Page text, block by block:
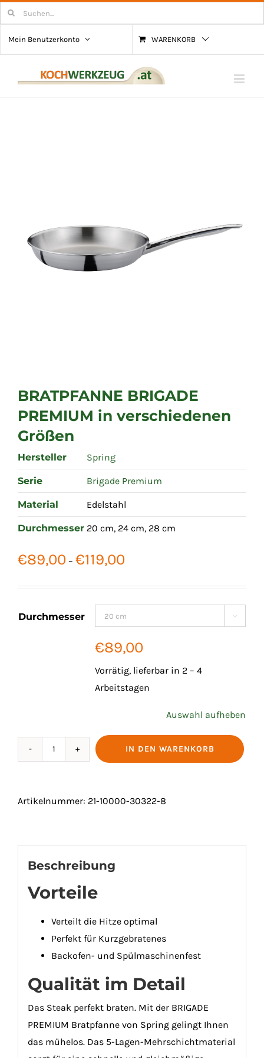
Zum
Inhalt
springen
Suchen
nach:
Mein Benutzerkonto
WARENKORB
BRATPFANNE BRIGADE
PREMIUM in verschiedenen
Größen
Hersteller Spring
Serie Brigade Premium
Material Edelstahl
Durchmesser 20 cm, 24 cm, 28 cm
€89,00 – €119,00
bis
€119,00
Durchmesser

€89,00
Vorrätig, lieferbar in 2 – 4
Arbeitstagen
Auswahl aufheben
BRATPFANNE
in
Größen
Menge
IN DEN WARENKORB
Artikelnummer: 21-10000-30322-8
Beschreibung
Vorteile
Verteilt die Hitze optimal
Perfekt für Kurzgebratenes
Backofen- und Spülmaschinenfest
Qualität im Detail
Das Steak perfekt braten. Mit der BRIGADE
PREMIUM Bratpfanne von Spring gelingt Ihnen
das mühelos. Das 5-Lagen-Mehrschichtmaterial